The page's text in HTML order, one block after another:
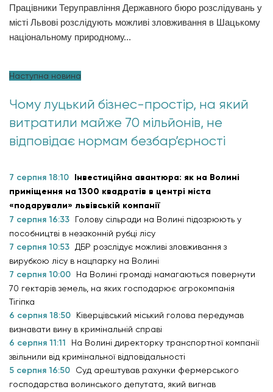
Працівники Теруправління Державного бюро розслідувань у
місті Львові розслідують можливі зловживання в Шацькому
національному природному...
Наступна новина
Чому луцький бізнес-простір, на який
витратили майже 70 мільйонів, не
відповідає нормам безбар’єрності
7 серпня 18:10 Інвестиційна авантюра: як на Волині
приміщення на 1300 квадратів в центрі міста
«подарували» львівській компанії
7 серпня 16:33
Голову сільради на Волині підозрюють у
пособництві в незаконній рубці лісу
7 серпня 10:53 ДБР розслідує можливі зловживання з
вирубкою лісу в нацпарку на Волині
7 серпня 10:00
На Волині громаді намагаються повернути
70 гектарів земель, на яких господарює агрокомпанія
Тігіпка
6 серпня 18:50
Ківерцівський міський голова передумав
визнавати вину в кримінальній справі
6 серпня 11:11
На Волині директорку транспортної компанії
звільнили від кримінальної відповідальності
5 серпня 16:50
Суд арештував рахунки фермерського
господарства волинського депутата, який вигнав